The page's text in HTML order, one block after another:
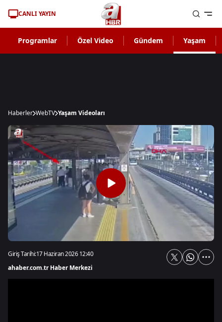
CANLI YAYIN
Programlar Özel Video Gündem Yaşam
Haberler WebTV Yaşam Videoları
Giriş Tarihi:17 Haziran 2026 12:40
ahaber.com.tr Haber Merkezi